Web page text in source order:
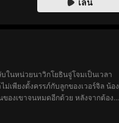
นหน่วยนาวิกโยธินจู่โจมเป็นเวลา
เพียงตั้งครรภ์กับลูกของเวอร์จิล น้อง
ของเขาจนหมดอีกด้วย หลังจากต้อง